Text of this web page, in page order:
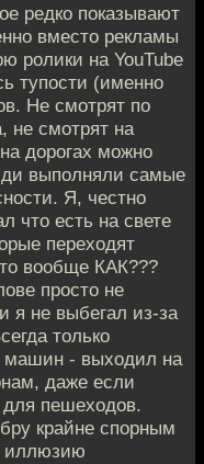
редко показывают
вместо рекламы
ролики на YouTube
тупости (именно
Не смотрят по
не смотрят на
дорогах можно
выполняли самые
Я, честно
что есть на свете
переходят
вообще КАК???
просто не
я не выбегал из-за
только
машин - выходил на
даже если
для пешеходов.
крайне спорным
иллюзию